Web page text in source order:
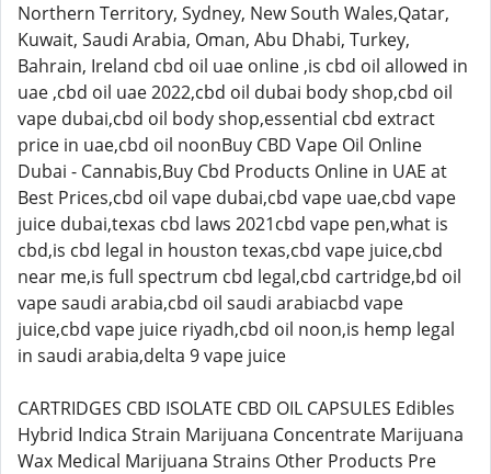
Northern Territory, Sydney, New South Wales,Qatar,
Kuwait, Saudi Arabia, Oman, Abu Dhabi, Turkey,
Bahrain, Ireland cbd oil uae online ,is cbd oil allowed in
uae ,cbd oil uae 2022,cbd oil dubai body shop,cbd oil
vape dubai,cbd oil body shop,essential cbd extract
price in uae,cbd oil noonBuy CBD Vape Oil Online
Dubai - Cannabis,Buy Cbd Products Online in UAE at
Best Prices,cbd oil vape dubai,cbd vape uae,cbd vape
juice dubai,texas cbd laws 2021cbd vape pen,what is
cbd,is cbd legal in houston texas,cbd vape juice,cbd
near me,is full spectrum cbd legal,cbd cartridge,bd oil
vape saudi arabia,cbd oil saudi arabiacbd vape
juice,cbd vape juice riyadh,cbd oil noon,is hemp legal
in saudi arabia,delta 9 vape juice
CARTRIDGES CBD ISOLATE CBD OIL CAPSULES Edibles
Hybrid Indica Strain Marijuana Concentrate Marijuana
Wax Medical Marijuana Strains Other Products Pre